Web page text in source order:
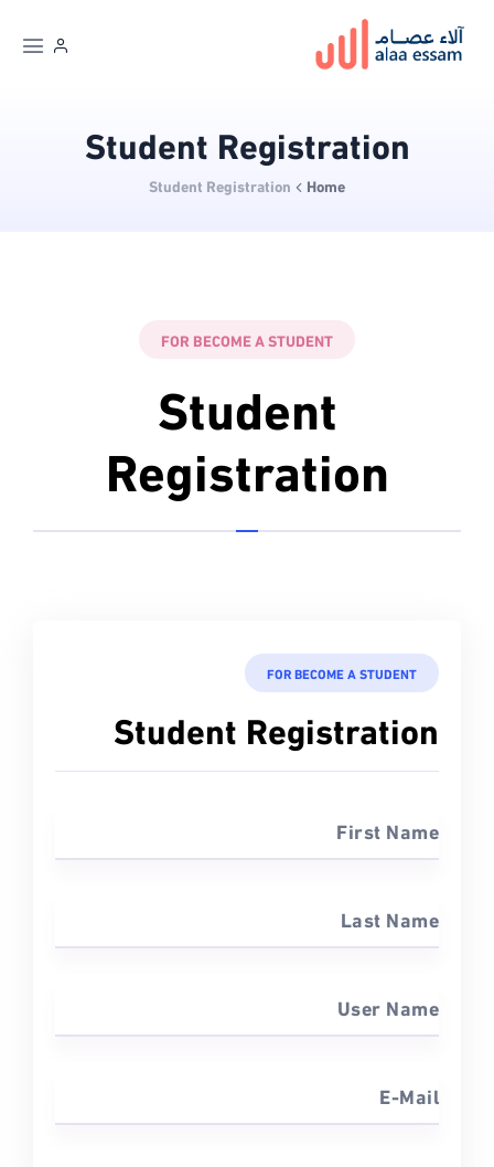
Student Registration
Home
Student Registration
FOR BECOME A STUDENT
Student
Registration
FOR BECOME A STUDENT
Student Registration
First Name
Last Name
User Name
E-Mail